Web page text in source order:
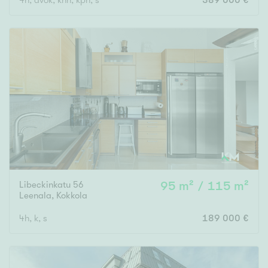
Libeckinkatu 56
Leenala, Kokkola
95 m² / 115 m²
4h, k, s 189 000 €